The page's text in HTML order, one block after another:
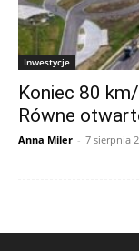
Inwestycje
Koniec 80
Równe
Anna Miler - 7 sierpnia